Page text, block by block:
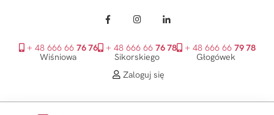
+ 48 666 66 76 76
Wiśniowa
+ 48 666 66 76 78
Sikorskiego
+ 48 666 66 79 78
Głogówek
Zaloguj się